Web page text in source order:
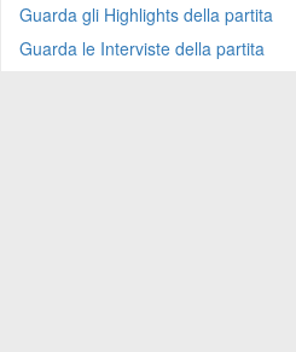
Guarda gli Highlights della partita
Guarda le Interviste della partita